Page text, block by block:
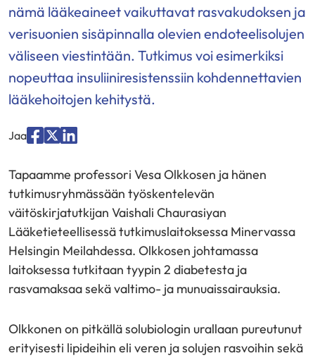
nämä lääkeaineet vaikuttavat rasvakudoksen ja
verisuonien sisäpinnalla olevien endoteelisolujen
väliseen viestintään. Tutkimus voi esimerkiksi
nopeuttaa insuliiniresistenssiin kohdennettavien
lääkehoitojen kehitystä.
Jaa
palvelussa
"Facebook"
palvelussa
palvelussa
"LinkedIn"
Tapaamme professori Vesa Olkkosen ja hänen
tutkimusryhmässään työskentelevän
väitöskirjatutkijan Vaishali Chaurasiyan
Lääketieteellisessä tutkimuslaitoksessa Minervassa
Helsingin Meilahdessa. Olkkosen johtamassa
laitoksessa tutkitaan tyypin 2 diabetesta ja
rasvamaksaa sekä valtimo- ja munuaissairauksia.
Olkkonen on pitkällä solubiologin urallaan pureutunut
erityisesti lipideihin eli veren ja solujen rasvoihin sekä